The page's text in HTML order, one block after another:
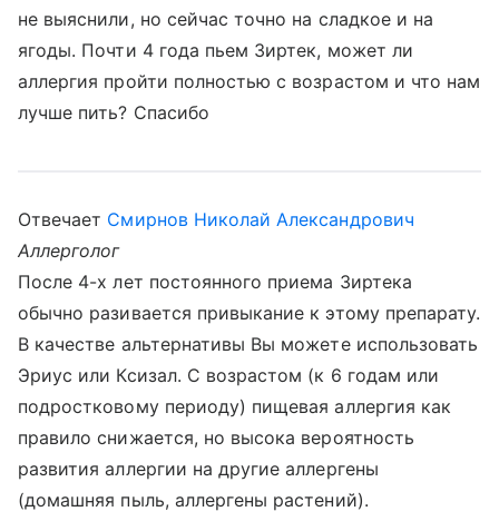
не выяснили, но сейчас точно на сладкое и на
ягоды. Почти 4 года пьем Зиртек, может ли
аллергия пройти полностью с возрастом и что нам
лучше пить? Спасибо
Отвечает Смирнов Николай Александрович
Аллерголог
После 4-х лет постоянного приема Зиртека
обычно разивается привыкание к этому препарату.
В качестве альтернативы Вы можете использовать
Эриус или Ксизал. С возрастом (к 6 годам или
подростковому периоду) пищевая аллергия как
правило снижается, но высока вероятность
развития аллергии на другие аллергены
(домашняя пыль, аллергены растений).